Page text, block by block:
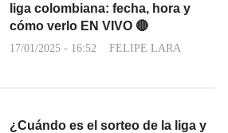
liga colombiana: fecha, hora y
cómo verlo EN VIVO 🔴
17/01/2025 - 16:52 FELIPE LARA
¿Cuándo es el sorteo de la liga y